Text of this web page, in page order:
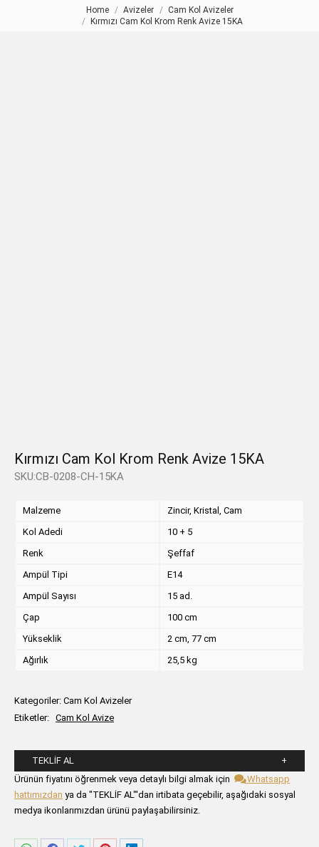
Home Avizeler
Cam Kol Avizeler
Kırmızı Cam Kol Krom Renk Avize 15KA
Kırmızı Cam Kol Krom Renk Avize 15KA
SKU:CB-0208-CH-15KA
Malzeme
Zincir, Kristal, Cam
Kol Adedi
10 + 5
Renk
Şeffaf
Ampül Tipi
E14
Ampül Sayısı
15 ad.
Çap
100 cm
Yükseklik
2 cm, 77 cm
Ağırlık
25,5 kg
Kategoriler: Cam Kol Avizeler
Etiketler: Cam Kol Avize
TEKLIF AL
Lütfen aşağıdaki formu alanlarını doldurunuz.
Ürünün fiyatını öğrenmek veya detaylı bilgi almak için
Whatsapp
hattımızdan ya da "TEKLİF AL"'dan irtibata geçebilir, aşağıdaki sosyal
medya ikonlarımızdan ürünü paylaşabilirsiniz.